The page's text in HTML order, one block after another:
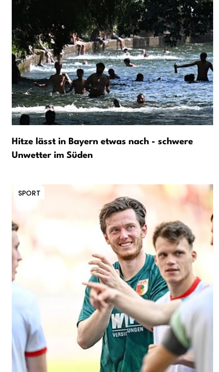
Hitze lässt in Bayern etwas nach - schwere
Unwetter im Süden
SPORT